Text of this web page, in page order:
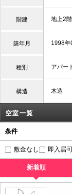
階建 地上2
築年月 1998年
種別 アパー
構造 木造
空室一覧
条件
敷金なし 即入居
新着順